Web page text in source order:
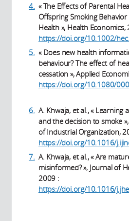
4. « The Effects of Parental
Offspring Smoking Behavior
Health », Health Economics,
https://doi.org/10.1002/
5. « Does new health
behaviour? The effect of
cessation », Applied
https://doi.org/10.1080/
6. A. Khwaja, et al., « Learning
and the decision to smoke
of Industrial Organization,
https://doi.org/10.1016/
7. A. Khwaja, et al., « Are
misinformed? », Journal of
2009 :
https://doi.org/10.1016/